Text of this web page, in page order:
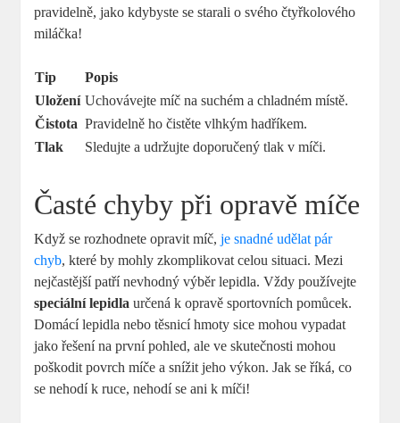
pravidelně, jako kdybyste se starali o svého čtyřkolového
miláčka!
Tip
Popis
Uložení Uchovávejte míč na suchém a chladném místě.
Čistota Pravidelně ho čistěte vlhkým hadříkem.
Tlak
Sledujte a udržujte doporučený tlak v míči.
Časté chyby při opravě míče
Když se rozhodnete opravit míč,je snadné udělat pár
chyb, které by mohly zkomplikovat celou situaci. Mezi
nejčastější patří nevhodný výběr lepidla. Vždy používejte
speciální lepidla určená k opravě sportovních pomůcek.
Domácí lepidla nebo těsnicí hmoty sice mohou vypadat
jako řešení na první pohled, ale ve skutečnosti mohou
poškodit povrch míče a snížit jeho výkon. Jak se říká, co
se nehodí k ruce, nehodí se ani k míči!